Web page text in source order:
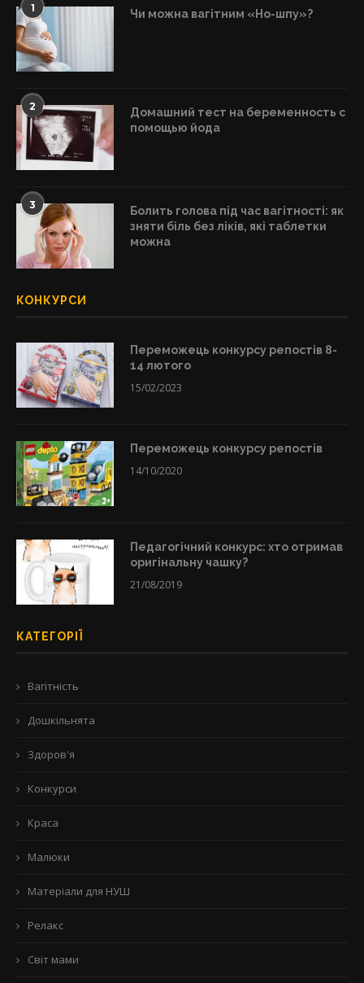
1 Чи можна вагітним «Но-шпу»?
2
Домашний тест на беременность с
помощью йода
3
Болить голова під час вагітності: як
зняти біль без ліків, які таблетки
можна
КОНКУРСИ
Переможець конкурсу репостів 8-
14 лютого
15/02/2023
Переможець конкурсу репостів
14/10/2020
Педагогічний конкурс: хто отримав
оригінальну чашку?
21/08/2019
КАТЕГОРІЇ
Вагітність
Дошкільнята
Здоров'я
Конкурси
Краса
Малюки
Матеріали для НУШ
Релакс
Світ мами